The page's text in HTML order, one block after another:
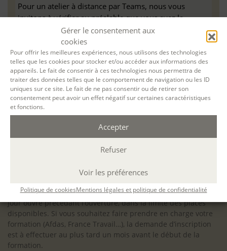
Gérer le consentement aux
cookies
Pour offrir les meilleures expériences, nous utilisons des technologies
telles que les cookies pour stocker et/ou accéder aux informations des
appareils. Le fait de consentir à ces technologies nous permettra de
traiter des données telles que le comportement de navigation ou les ID
uniques sur ce site. Le fait de ne pas consentir ou de retirer son
consentement peut avoir un effet négatif sur certaines caractéristiques
et fonctions.
Accepter
Refuser
Voir les préférences
Politique de cookiesMentions légales et politique de confidentialité
Pour un atelier à distance par Teams, nous vous
invitons à vérifier au préalable que vous avez la
configuration minimale requise pour pouvoir travailler
dans les meilleures conditions : Configuration
matérielle requise pourMicrosoft Teams | Microsoft
Learn
Accessibilité : ALEPH-ÉCRITURE est sensible à l’inclusion des
personnes en situation de handicap. Si vous avez besoin
d’un aménagement spécifique de programme, n’hésitez pas
à nous contacter en amont de votre inscription afin
supports, accessibilité de nos salles).
inscriptions à nos activités sont ouvertes jusqu’au dernier
jour ouvré précédant l’ouverture, dans la limite des places
disponibles. Si vous souhaitez faire prendre en charge votre
formation (Afdas, France Travail…), la demande d’inscription
est à effectuer au plus tard un mois avant le début de la
formation.